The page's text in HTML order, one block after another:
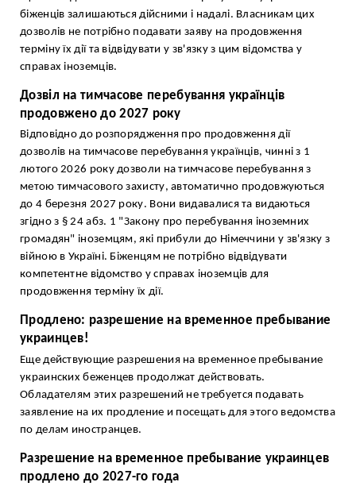
біженців залишаються дійсними і надалі. Власникам цих
дозволів не потрібно подавати заяву на продовження
терміну їх дії та відвідувати у зв'язку з цим відомства у
справах іноземців.
Дозвіл на тимчасове перебування українців
продовжено до 2027 року
Відповідно до розпорядження про продовження дії
дозволів на тимчасове перебування українців, чинні з 1
лютого 2026 року дозволи на тимчасове перебування з
метою тимчасового захисту, автоматично продовжуються
до 4 березня 2027 року. Вони видавалися та видаються
згідно з § 24 абз. 1 "Закону про перебування іноземних
громадян" іноземцям, які прибули до Німеччини у зв'язку з
війною в Україні. Біженцям не потрібно відвідувати
компетентне відомство у справах іноземців для
продовження терміну їх дії.
Продлено: разрешение на временное пребывание
украинцев!
Еще действующие разрешения на временное пребывание
украинских беженцев продолжат действовать.
Обладателям этих разрешений не требуется подавать
заявление на их продление и посещать для этого ведомства
по делам иностранцев.
Разрешение на временное пребывание украинцев
продлено до 2027-го года